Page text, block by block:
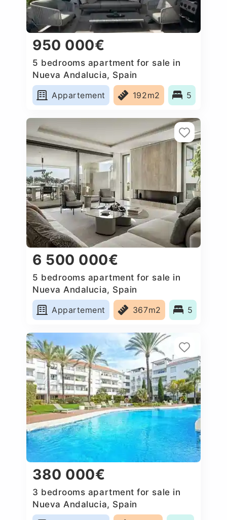
950 000€
5 bedrooms apartment for sale in
Nueva Andalucia, Spain
Appartement
192m2 5
6 500 000€
5 bedrooms apartment for sale in
Nueva Andalucia, Spain
Appartement
367m2 5
380 000€
3 bedrooms apartment for sale in
Nueva Andalucia, Spain